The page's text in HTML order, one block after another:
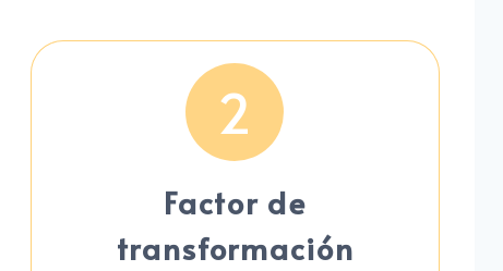
2
Factor de
transformación